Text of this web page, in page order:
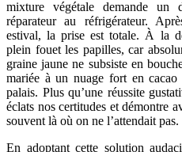
mixture végétale demande
réparateur au réfrigérateur.
estival, la prise est totale. À la
plein fouet les papilles, car
graine jaune ne subsiste en
mariée à un nuage fort en
palais. Plus qu’une réussite
éclats nos certitudes et démontre
souvent là où on ne l’attendait pas.
En adoptant cette solution